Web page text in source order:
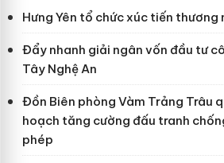
Hưng Yên tổ chức xúc tiến thương
Đẩy nhanh giải ngân vốn đầu tư
Tây Nghệ An
Đồn Biên phòng Vàm Trảng Trâu
hoạch tăng cường đấu tranh
phép